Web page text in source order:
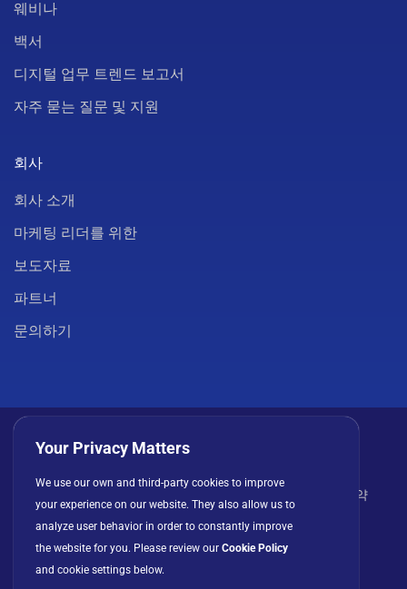
웨비나
백서
디지털 업무 트렌드 보고서
자주 묻는 질문 및 지원
회사
회사 소개
마케팅 리더를 위한
보도자료
파트너
문의하기
라이선스 계약
Your Privacy Matters
We use our own and third-party cookies to improve
your experience on our website. They also allow us to
analyze user behavior in order to constantly improve
the website for you. Please review our Cookie Policy
and cookie settings below.